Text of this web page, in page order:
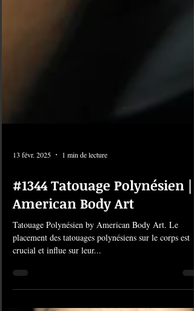
13 févr. 2025 1 min de lecture
#1344 Tatouage Polynésien |
American Body Art
Tatouage Polynésien by American Body Art. Le
placement des tatouages polynésiens sur le corps est